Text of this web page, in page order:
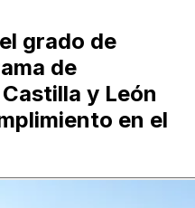
grado de
de
y León
en el